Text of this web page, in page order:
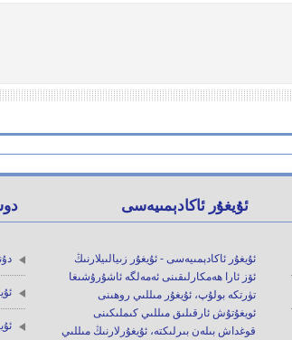
ئۇيغۇر ئاكادېمىيەسى
ئۇيغۇر ئاكادېمىيەسى - ئۇيغۇر زىيالىيلارنىڭ
ئۆز ئارا ھەمكارلىقىنى ئەمەلگە ئاشۇرۇشىغا
تۈرتكە بولۇپ، ئۇيغۇر مىللىي روھىنى
ئويغۇتۇش ئارقىلىق مىللىي كىملىكىنى
قوغداش بىلەن بىرلىكتە، ئۇيغۇرلارنىڭ مىللىي